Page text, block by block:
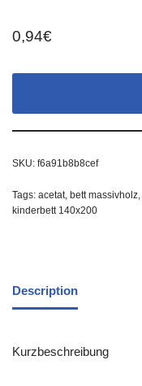
0,94€
SKU: f6a91b8b8cef
Tags: acetat, bett massivholz,
kinderbett 140x200
Description
Kurzbeschreibung